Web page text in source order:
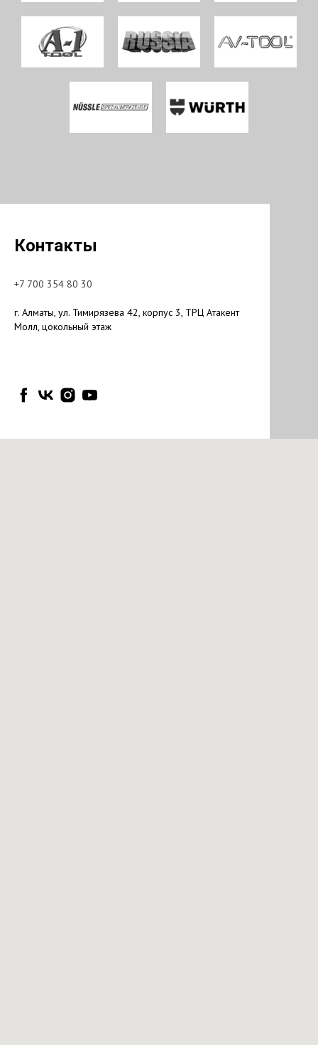
Контакты
+7 700 354 80 30
г. Алматы, ул. Тимирязева 42, корпус 3, ТРЦ Атакент
Молл, цокольный этаж